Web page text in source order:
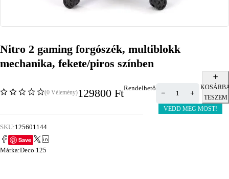
Nitro 2 gaming forgószék, multiblokk
mechanika, fekete/piros színben
(0 Vélemény)129800 FtRendelhető
TESZEM
VEDD MEG MOST!
SKU:125601144
Save
Márka:Deco 125